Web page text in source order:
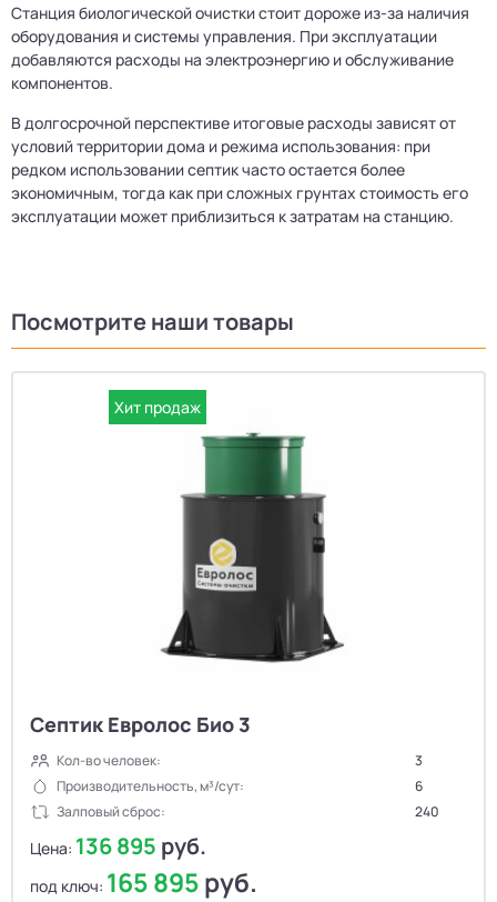
Станция биологической очистки стоит дороже из-за наличия
оборудования и системы управления. При эксплуатации
добавляются расходы на электроэнергию и обслуживание
компонентов.
В долгосрочной перспективе итоговые расходы зависят от
условий территории дома и режима использования: при
редком использовании септик часто остается более
экономичным, тогда как при сложных грунтах стоимость его
эксплуатации может приблизиться к затратам на станцию.
Посмотрите наши товары
Хит продаж
Септик Евролос Био 3
Кол-во человек:
3
Производительность, м³/сут:
6
Залповый сброс:
240
Цена: 136 895 руб.
под ключ: 165 895руб.